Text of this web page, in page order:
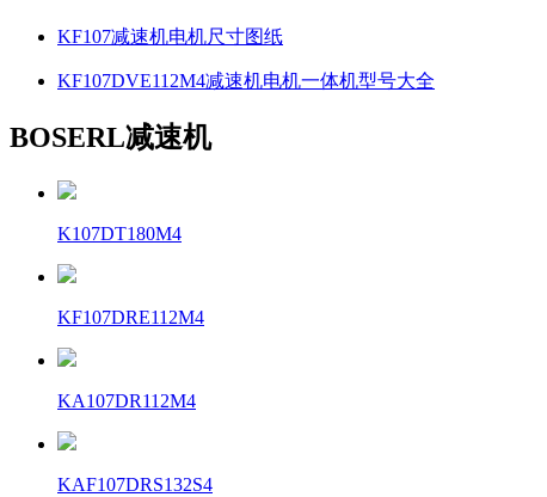
KF107减速机电机尺寸图纸
KF107DVE112M4减速机电机一体机型号大全
BOSERL减速机
K107DT180M4
KF107DRE112M4
KA107DR112M4
KAF107DRS132S4